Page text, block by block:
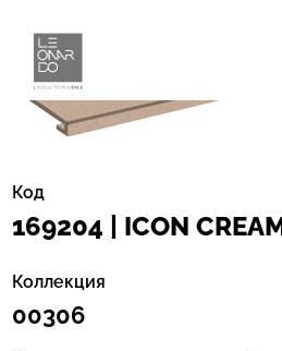
Код
169204 | ICON
Коллекция
00306